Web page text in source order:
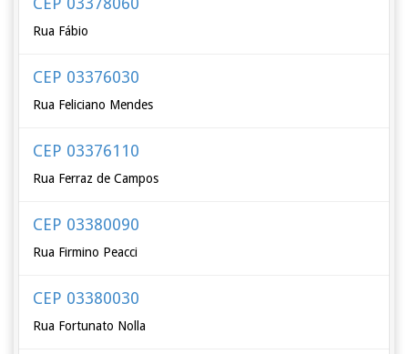
Rua Fábio
CEP 03376030
Rua Feliciano Mendes
CEP 03376110
Rua Ferraz de Campos
CEP 03380090
Rua Firmino Peacci
CEP 03380030
Rua Fortunato Nolla